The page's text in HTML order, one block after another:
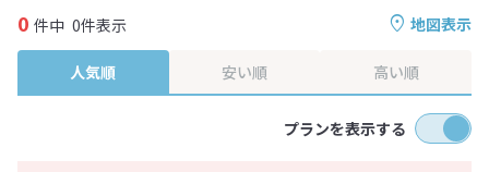
地図表示
0 件中 0件表示
人気順 安い順 高い順
プランを表示する